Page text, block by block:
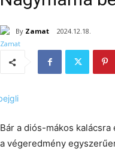
By Zamat 2024.12.18.
Bár a diós-mákos
a végeredmény